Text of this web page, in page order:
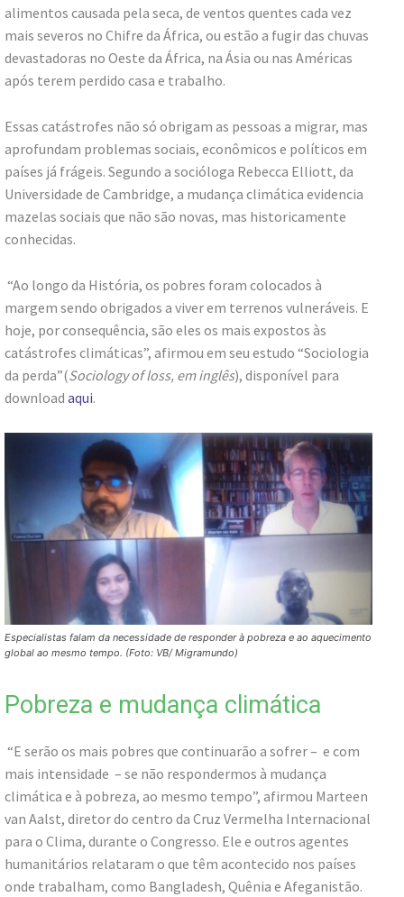
alimentos causada pela seca, de ventos quentes cada vez
mais severos no Chifre da África, ou estão a fugir das chuvas
devastadoras no Oeste da África, na Ásia ou nas Américas
após terem perdido casa e trabalho.
Essas catástrofes não só obrigam as pessoas a migrar, mas
aprofundam problemas sociais, econômicos e políticos em
países já frágeis. Segundo a socióloga Rebecca Elliott, da
Universidade de Cambridge, a mudança climática evidencia
mazelas sociais que não são novas, mas historicamente
conhecidas.
“Ao longo da História, os pobres foram colocados à
margem sendo obrigados a viver em terrenos vulneráveis. E
hoje, por consequência, são eles os mais expostos às
catástrofes climáticas”, afirmou em seu estudo “Sociologia
da perda”(Sociology of loss, em inglês), disponível para
download aqui.
Especialistas falam da necessidade de responder à pobreza e ao aquecimento
global ao mesmo tempo. (Foto: VB/ Migramundo)
Pobreza e mudança climática
“E serão os mais pobres que continuarão a sofrer – e com
mais intensidade – se não respondermos à mudança
climática e à pobreza, ao mesmo tempo”, afirmou Marteen
van Aalst, diretor do centro da Cruz Vermelha Internacional
para o Clima, durante o Congresso. Ele e outros agentes
humanitários relataram o que têm acontecido nos países
onde trabalham, como Bangladesh, Quênia e Afeganistão.